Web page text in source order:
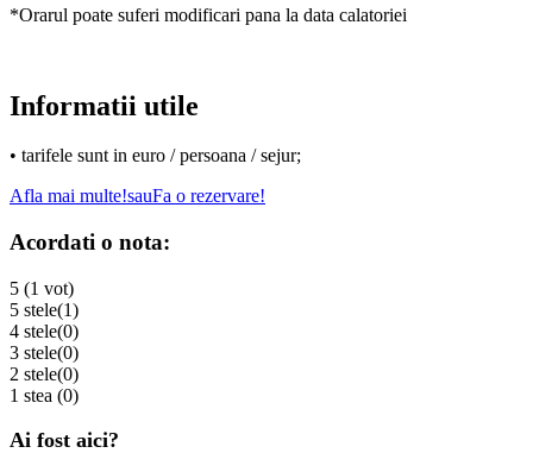
*Orarul poate suferi modificari pana la data calatoriei
Informatii utile
• tarifele sunt in euro / persoana / sejur;
Afla mai multe!sauFa o rezervare!
Acordati o nota:
5 (1 vot)
5 stele(1)
4 stele(0)
3 stele(0)
2 stele(0)
1 stea (0)
Ai fost aici?